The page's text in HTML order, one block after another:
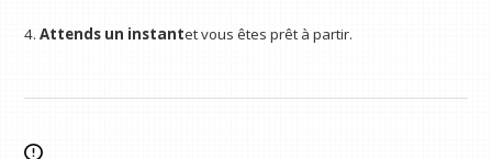
4.Attends un instantet vous êtes prêt à partir.